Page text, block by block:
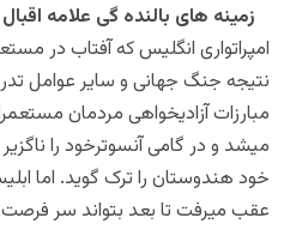
زمینه های بالنده گی علامه
امپراتواری انگلیس که آفتاب در
نتیجه جنگ جهانی و سایر عوامل
مبارزات آزادیخواهی مردمان
میشد و در گامی آنسوترخود را
خود هندوستان را ترک گوید. اما
عقب میرفت تا بعد بتواند سر فرصت